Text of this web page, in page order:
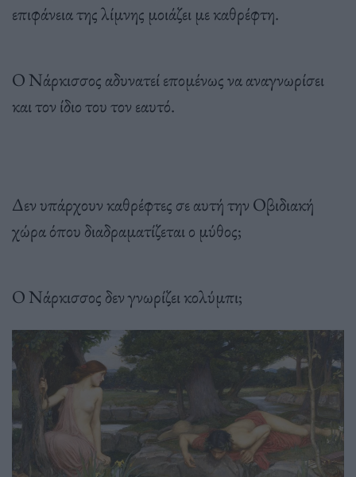
επιφάνεια της λίμνης μοιάζει με καθρέφτη.
Ο Νάρκισσος αδυνατεί επομένως να αναγνωρίσει
και τον ίδιο του τον εαυτό.
Δεν υπάρχουν καθρέφτες σε αυτή την Οβιδιακή
χώρα όπου διαδραματίζεται ο μύθος;
Ο Νάρκισσος δεν γνωρίζει κολύμπι;